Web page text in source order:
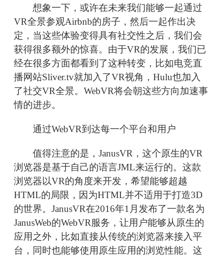
想象一下，或许在未来我们能够一起通过
VR全景参观Airbnb的房子，然后一起作出决
定，当这些体验变得具有社交性之后，我们会
获得很多额外的惊喜。由于VR的发展，我们已
经在很多方面都看到了这种转变，比如电竞直
播网站Sliver.tv就加入了VR视角，Hulu也加入
了社交VR全景。WebVR将会朝这些方向加速事
情的进步。
通过WebVR到达每一个平台和用户
值得注意的是，JanusVR，这个原生的VR
浏览器是基于自己的语言JML来运行的。这款
浏览器以VR的角度来开发，希望能够超越
HTML的局限，因为HTML并不适用于打造3D
的世界。JanusVR在2016年1月发布了一款名为
JanusWeb的WebVR服务，让用户能够从原生的
应用之外，比如直接从传统的浏览器来接入平
台，同时也能够使用原生应用的浏览性能。这